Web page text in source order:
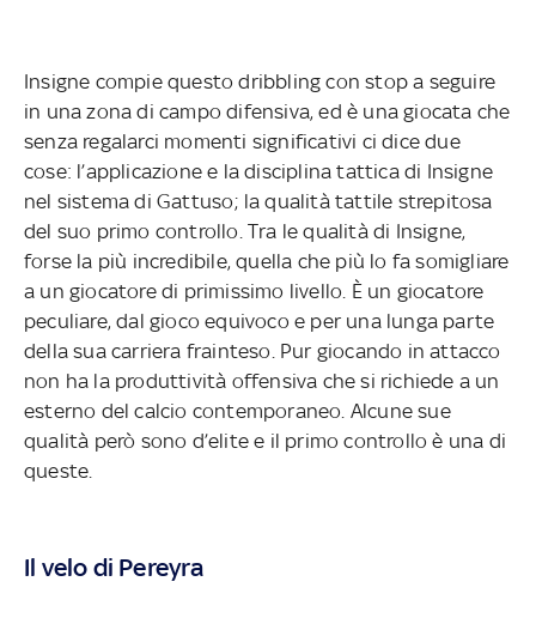
Insigne compie questo dribbling con stop a seguire
in una zona di campo difensiva, ed è una giocata che
senza regalarci momenti significativi ci dice due
cose: l’applicazione e la disciplina tattica di Insigne
nel sistema di Gattuso; la qualità tattile strepitosa
del suo primo controllo. Tra le qualità di Insigne,
forse la più incredibile, quella che più lo fa somigliare
a un giocatore di primissimo livello. È un giocatore
peculiare, dal gioco equivoco e per una lunga parte
della sua carriera frainteso. Pur giocando in attacco
non ha la produttività offensiva che si richiede a un
esterno del calcio contemporaneo. Alcune sue
qualità però sono d’elite e il primo controllo è una di
queste.
Il velo di Pereyra